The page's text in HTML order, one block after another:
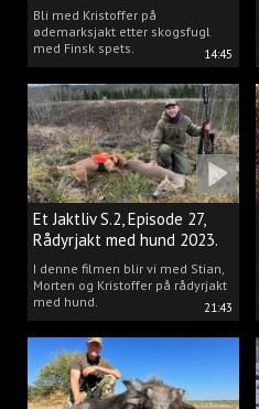
14:45
spetshund.
Bli med Kristoffer på
ødemarksjakt etter skogsfugl
med Finsk spets.
21:43
Et Jaktliv S.2, Episode 27,
Rådyrjakt med hund 2023.
I denne filmen blir vi med Stian,
Morten og Kristoffer på rådyrjakt
med hund.